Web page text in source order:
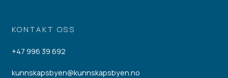
KONTAKT OSS
+47 996 39 692
kunnskapsbyen@kunnskapsbyen.no